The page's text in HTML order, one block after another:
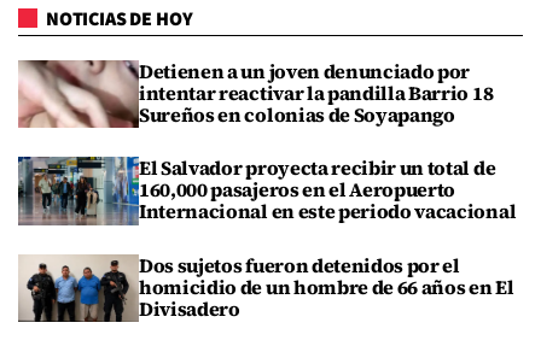
NOTICIAS DE HOY
Detienen a un joven denunciado por
intentar reactivar la pandilla Barrio 18
Sureños en colonias de Soyapango
El Salvador proyecta recibir un total de
160,000 pasajeros en el Aeropuerto
Internacional en este periodo vacacional
Dos sujetos fueron detenidos por el
homicidio de un hombre de 66 años en El
Divisadero